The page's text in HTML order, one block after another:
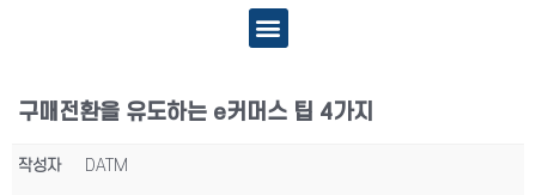
구매전환을 유도하는 e커머스 팁 4가지
작성자 DATM